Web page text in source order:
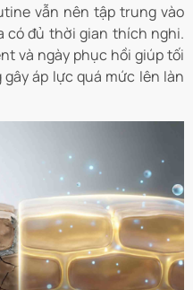
vẫn nên tập trung vào
có đủ thời gian thích nghi.
và ngày phục hồi giúp tối
áp lực quá mức lên làn